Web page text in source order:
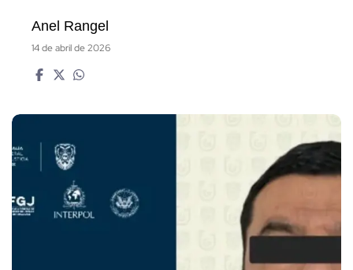
Anel Rangel
14 de abril de 2026